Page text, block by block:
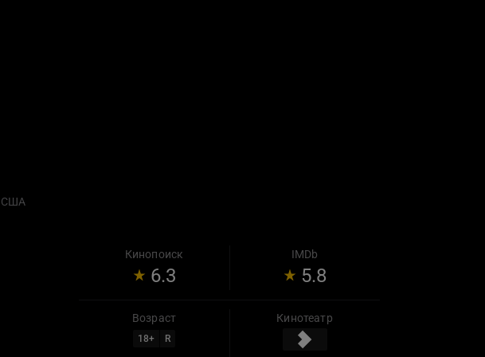
США
Кинопоиск
6.3
IMDb
5.8
Возраст
18+ R
Кинотеатр